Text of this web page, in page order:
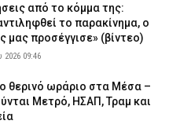
από το κόμμα της:
το παρακίνημα, ο
μας προσέγγισε» (βίντεο)
2026 09:46
θερινό ωράριο στα Μέσα –
Μετρό, ΗΣΑΠ, Τραμ και